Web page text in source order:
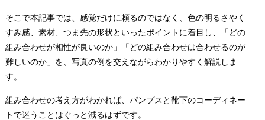
そこで本記事では、感覚だけに頼るのではなく、色の明るさやく
すみ感、素材、つま先の形状といったポイントに着目し、「どの
組み合わせが相性が良いのか」「どの組み合わせは合わせるのが
難しいのか」を、写真の例を交えながらわかりやすく解説しま
す。
組み合わせの考え方がわかれば、パンプスと靴下のコーディネー
トで迷うことはぐっと減るはずです。